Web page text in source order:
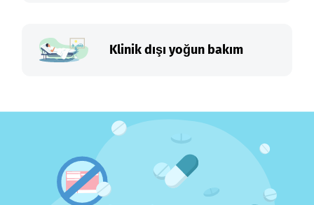
Klinik dışı yoğun bakım